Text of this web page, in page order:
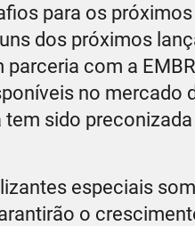
para os
dos próximos
com a
no mercado
sido
especiais
o